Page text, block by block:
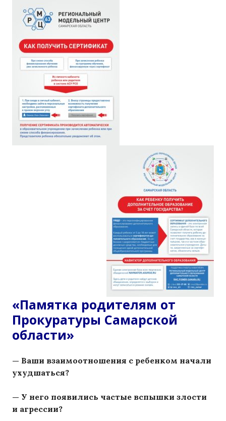
«Памятка родителям от
Прокуратуры Самарской
области»
— Ваши взаимоотношения с ребенком начали
ухудшаться?
— У него появились частые вспышки злости
и агрессии?